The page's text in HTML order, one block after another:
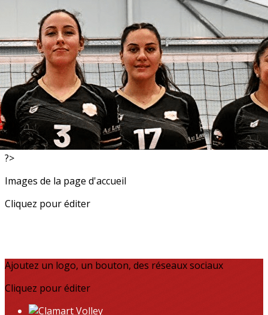
Exporter les lignes sélectionnées
Exporter toutes les colonnes
Exporter uniquement les colonnes affichées
Menu
<
Resultats
Actualités
?>
Images de la page d'accueil
Cliquez pour éditer
Ajoutez un logo, un bouton, des réseaux sociaux
Cliquez pour éditer